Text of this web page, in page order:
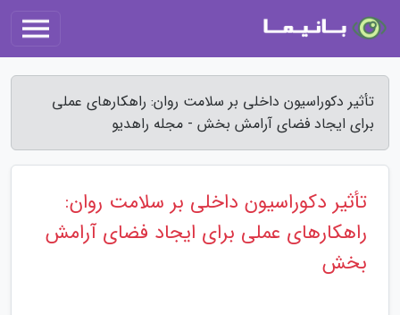
تأثیر دکوراسیون داخلی بر سلامت روان: راهکارهای عملی
برای ایجاد فضای آرامش بخش - مجله راهدیو
تأثیر دکوراسیون داخلی بر سلامت روان:
راهکارهای عملی برای ایجاد فضای آرامش
بخش